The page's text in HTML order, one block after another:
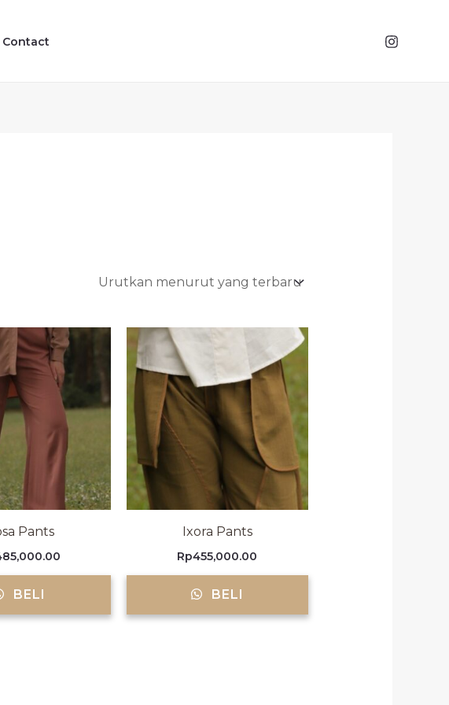
Contact
Pants
BELI
Ixora Pants
Rp455,000.00
BELI